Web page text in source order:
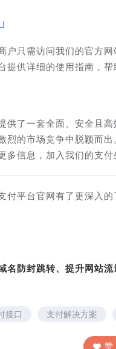
户只需访问我们的官方
提供详细的使用指南，
供了一套全面、安全且
烈的市场竞争中脱颖而
多信息，加入我们的支
付平台官网有了更深入
名防封跳转、提升网站
接口 支付解决方案
赞